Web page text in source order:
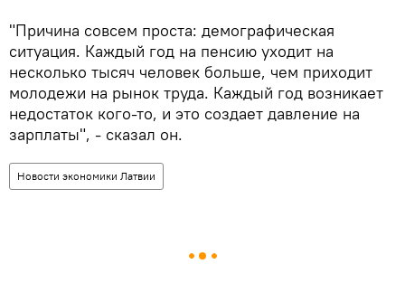
"Причина совсем проста: демографическая
ситуация. Каждый год на пенсию уходит на
несколько тысяч человек больше, чем приходит
молодежи на рынок труда. Каждый год возникает
недостаток кого-то, и это создает давление на
зарплаты", - сказал он.
Новости экономики Латвии